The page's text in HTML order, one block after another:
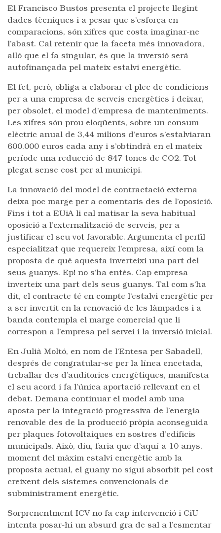
El Francisco Bustos presenta el projecte llegint
dades tècniques i a pesar que s’esforça en
comparacions, són xifres que costa imaginar-ne
l’abast. Cal retenir que la faceta més innovadora,
allò que el fa singular, és que la inversió serà
autofinançada pel mateix estalvi energètic.
El fet, però, obliga a elaborar el plec de condicions
per a una empresa de serveis energètics i deixar,
per obsolet, el model d’empresa de manteniments.
Les xifres són prou eloqüents, sobre un consum
elèctric anual de 3,44 milions d’euros s’estalviaran
600.000 euros cada any i s’obtindrà en el mateix
període una reducció de 847 tones de CO2. Tot
plegat sense cost per al municipi.
La innovació del model de contractació externa
deixa poc marge per a comentaris des de l’oposició.
Fins i tot a EUiA li cal matisar la seva habitual
oposició a l’externalització de serveis, per a
justificar el seu vot favorable. Argumenta el perfil
especialitzat que requereix l’empresa, així com la
proposta de què aquesta inverteixi una part del
seus guanys. Ep! no s’ha entès. Cap empresa
inverteix una part dels seus guanys. Tal com s’ha
dit, el contracte té en compte l’estalvi energètic per
a ser invertit en la renovació de les làmpades i a
banda contempla el marge comercial que li
correspon a l’empresa pel servei i la inversió inicial.
En Julià Moltó, en nom de l’Entesa per Sabadell,
després de congratular-se per la línea encetada,
treballar des d’auditories energètiques, manifesta
el seu acord i fa l’única aportació rellevant en el
debat. Demana continuar el model amb una
aposta per la integració progressiva de l’energia
renovable des de la producció pròpia aconseguida
per plaques fotovoltaiques en sostres d’edificis
municipals. Això, diu, faria que d’aquí a 10 anys,
moment del màxim estalvi energètic amb la
proposta actual, el guany no sigui absorbit pel cost
creixent dels sistemes convencionals de
subministrament energètic.
Sorprenentment ICV no fa cap intervenció i CiU
intenta posar-hi un absurd gra de sal a l’esmentar